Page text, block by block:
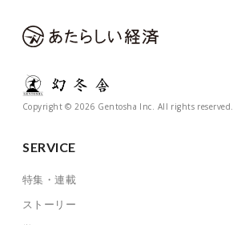
Copyright © 2026 Gentosha Inc. All rights reserved.
SERVICE
特集・連載
ストーリー